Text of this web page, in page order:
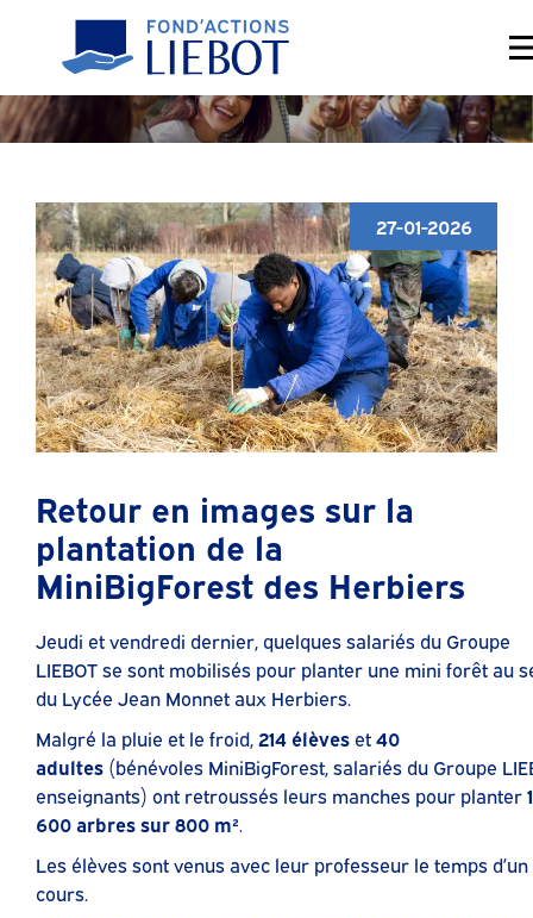
Contact
27-01-2026
Retour en images sur la
plantation de la
MiniBigForest des Herbiers
Jeudi et vendredi dernier, quelques salariés du Groupe
LIEBOT se sont mobilisés pour planter une mini forêt au
du Lycée Jean Monnet aux Herbiers.
Malgré la pluie et le froid,214 élèves et40
adultes (bénévoles MiniBigForest, salariés du Groupe
enseignants) ont retroussés leurs manches pour planter1
600 arbres sur 800 m².
Les élèves sont venus avec leur professeur le temps d’un
cours.